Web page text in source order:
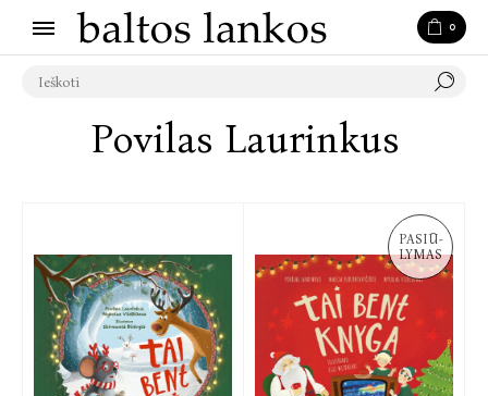
0
Povilas Laurinkus
PASIŪ-
LYMAS